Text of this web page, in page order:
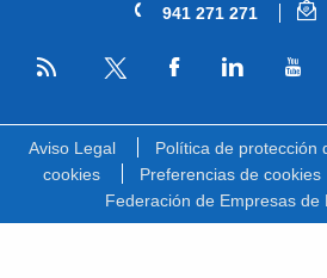
941 271 271
RSS
Aviso Legal Política de protección
cookies
Preferencias de cookies
Federación de Empresas de